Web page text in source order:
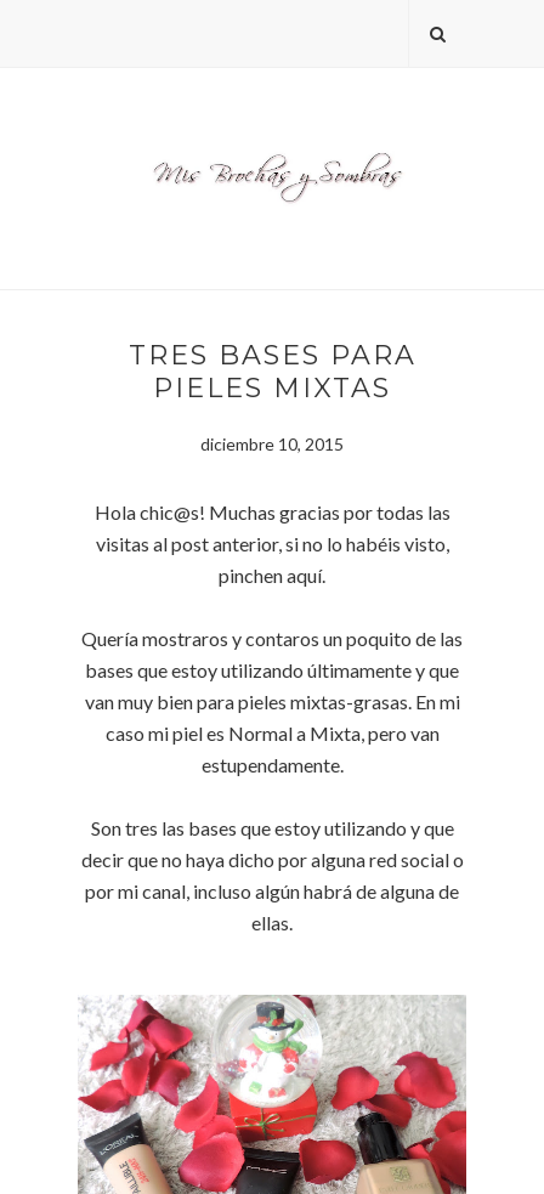
TRES BASES PARA
PIELES MIXTAS
diciembre 10, 2015
Hola chic@s! Muchas gracias por todas las
visitas al post anterior, si no lo habéis visto,
pinchen aquí.
Quería mostraros y contaros un poquito de las
bases que estoy utilizando últimamente y que
van muy bien para pieles mixtas-grasas. En mi
caso mi piel es Normal a Mixta, pero van
estupendamente.
Son tres las bases que estoy utilizando y que
decir que no haya dicho por alguna red social o
por mi canal, incluso algún habrá de alguna de
ellas.